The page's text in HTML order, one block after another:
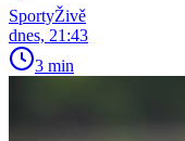
SportyŽivě
dnes, 21:43
3 min